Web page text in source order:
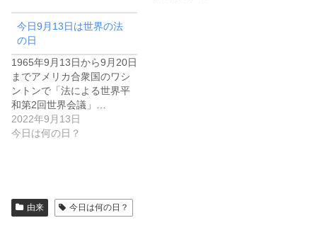
今日9月13日は世界の法
の日
1965年9月13日から9月20日
までアメリカ合衆国のワシ
ントンで「法による世界平
和第2回世界会議」…
2022年9月13日
今日は何の日？
由来 今日は何の日？